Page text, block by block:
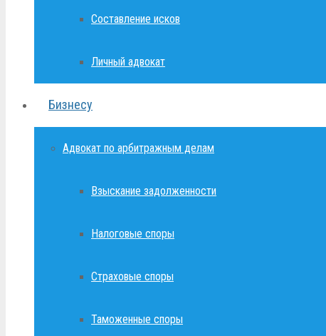
Составление исков
Личный адвокат
Бизнесу
Адвокат по арбитражным делам
Взыскание задолженности
Налоговые споры
Страховые споры
Таможенные споры